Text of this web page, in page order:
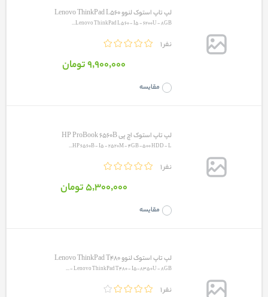
لپ تاپ استوک لنوو Lenovo ThinkPad L560
Lenovo ThinkPad L560 - I5 - 6200U - 8GB...
1 نفر
مقایسه
9٬900٬000 تومان
لپ تاپ استوک اچ پی HP ProBook 6560B
HP 6560B - I5 - 2520M - 4GB -500 HDD - L...
1 نفر
مقایسه
5٬300٬000 تومان
لپ تاپ استوک لنوو Lenovo ThinkPad T480
Lenovo ThinkPad T480 - I5-8350U - 8GB - ...
1 نفر